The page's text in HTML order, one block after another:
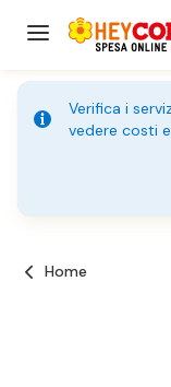
Verifica i
vedere costi
Home